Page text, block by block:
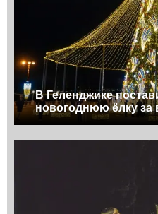
В Геленджике
новогоднюю ёлку за